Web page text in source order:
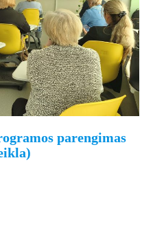
parengimas